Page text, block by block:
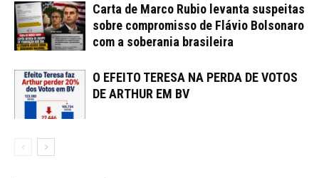
Carta de Marco Rubio levanta suspeitas
sobre compromisso de Flávio Bolsonaro
com a soberania brasileira
O EFEITO TERESA NA PERDA DE VOTOS
DE ARTHUR EM BV